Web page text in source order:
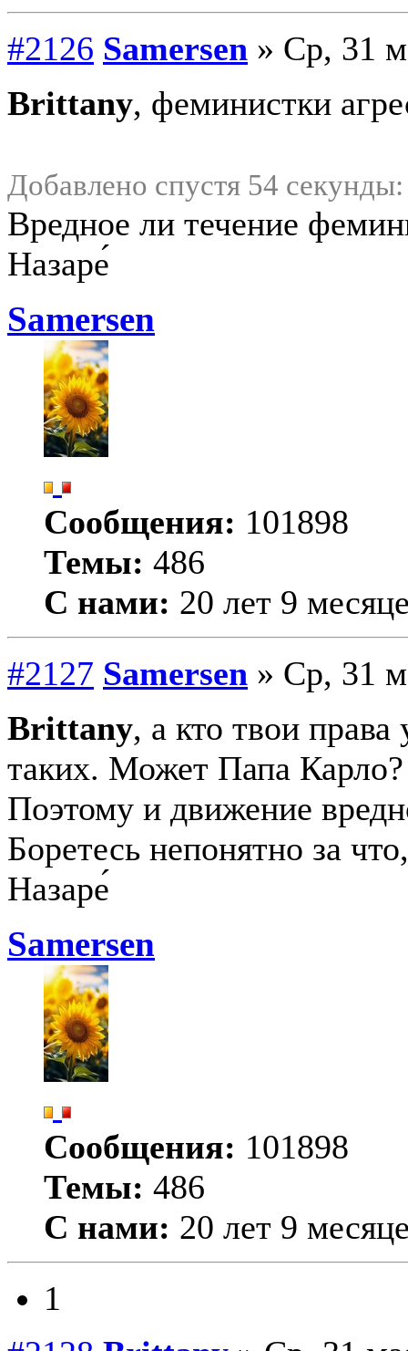
#2126 Samersen » Ср, 31
Brittany, феминистки
Добавлено спустя 54 секунды:
Вредное ли течение
Назаре́
Samersen
Сообщения: 101898
Темы: 486
С нами: 20 лет 9
#2127 Samersen » Ср, 31
Brittany, а кто твои
таких. Может Папа Карло?
Поэтому и движение
Боретесь непонятно за
Назаре́
Samersen
Сообщения: 101898
Темы: 486
С нами: 20 лет 9
1